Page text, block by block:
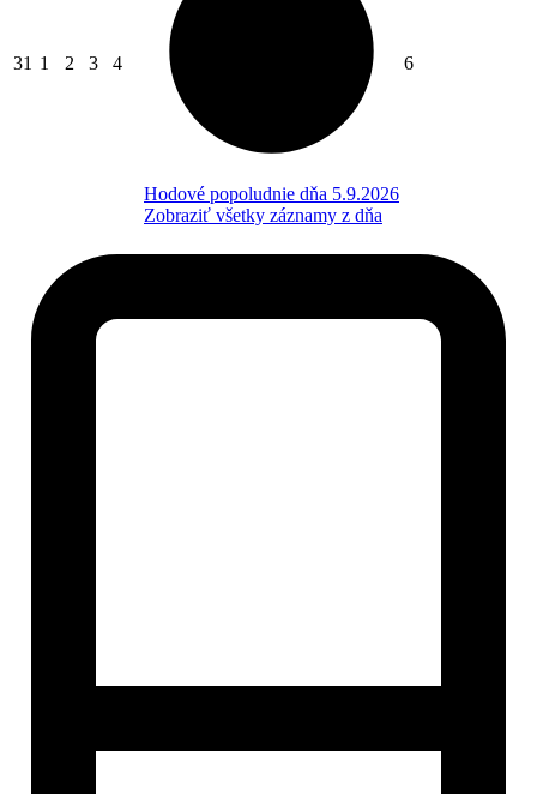
31 1 2 3 4
Hodové popoludnie dňa 5.9.2026
Zobraziť všetky záznamy z dňa
6